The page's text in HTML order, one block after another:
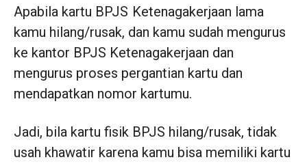
Apabila kartu BPJS Ketenagakerjaan lama
kamu hilang/rusak, dan kamu sudah mengurus
ke kantor BPJS Ketenagakerjaan dan
mengurus proses pergantian kartu dan
mendapatkan nomor kartumu.
Jadi, bila kartu fisik BPJS hilang/rusak, tidak
usah khawatir karena kamu bisa memiliki kartu